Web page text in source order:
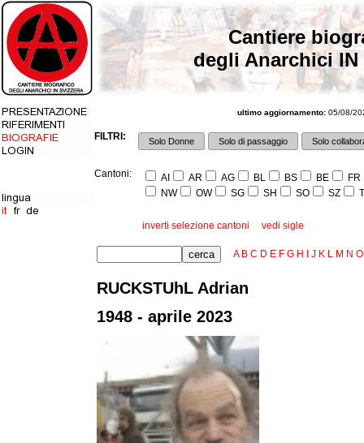
Cantiere
degli Anarchici IN
ultimo aggiornamento: 05/08/
FILTRI: Solo Donne Solo di passaggio Solo
Cantoni: AI AR AG BL BS BE
FR
NW
OW SG SH SO SZ
inverti selezione cantoni vedi sigle
A B C D E F G H J K L M N O
RUCKSTUhL Adrian
1948 - aprile 2023